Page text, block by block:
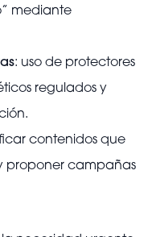
mediante
: uso de protectores
regulados y
contenidos que
proponer campañas